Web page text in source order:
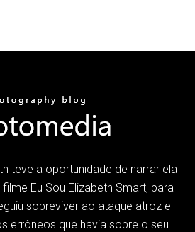
teve a oportunidade de narrar ela
Eu Sou Elizabeth Smart, para
sobreviver ao ataque atroz e
errôneos que havia sobre o seu